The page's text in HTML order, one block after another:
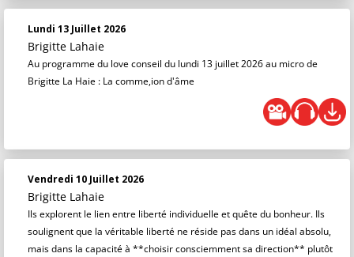
Lundi 13 Juillet 2026
Brigitte Lahaie
Au programme du love conseil du lundi 13 juillet 2026 au micro de
Brigitte La Haie : La comme,ion d'âme
Vendredi 10 Juillet 2026
Brigitte Lahaie
Ils explorent le lien entre liberté individuelle et quête du bonheur. Ils
soulignent que la véritable liberté ne réside pas dans un idéal absolu,
mais dans la capacité à **choisir consciemment sa direction** plutôt